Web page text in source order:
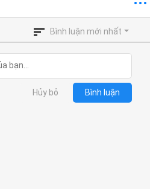
Bình luận mới nhất
Hủy bỏ Bình luận